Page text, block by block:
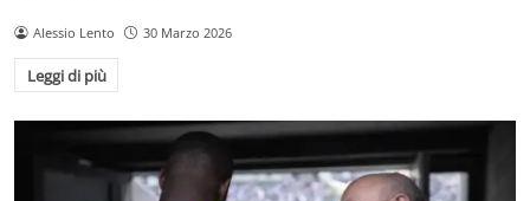
Alessio Lento 30 Marzo 2026
Leggi di più